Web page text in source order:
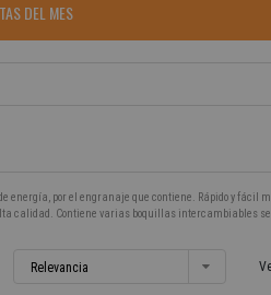
DEL MES
por el engranaje que contiene. Rápido y fácil
calidad. Contiene varias boquillas intercambiables
Relevancia